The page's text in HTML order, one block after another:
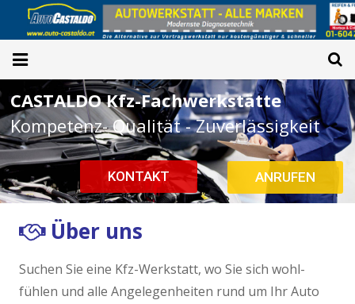
Home
Reparaturen
Service&Wartung
Car-Checks
PICKERL→3.5t
CASTALDO Kfz-Fachwerkstätte
Kompetenz- Qualität - Zuverlässigkeit
KONTAKT ANRUFEN
Über uns
Suchen Sie eine Kfz-Werkstatt, wo Sie sich wohl-
fühlen und alle Angelegenheiten rund um Ihr Auto